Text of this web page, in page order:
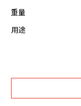
重量
用途